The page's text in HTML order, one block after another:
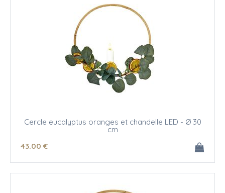
Cercle eucalyptus oranges et chandelle LED - Ø 30
cm
43.00 €